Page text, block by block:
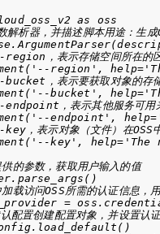
as oss
析器，并描述脚本用途：生成
，表示存储空间所在的
region',
，表示要获取对象的存
bucket',
，表示其他服务可用
endpoint',
，表示对象（文件）在OSS
key',
的参数，获取用户输入的值
载访问OSS所需的认证信息，
=
置创建配置对象，并设置认